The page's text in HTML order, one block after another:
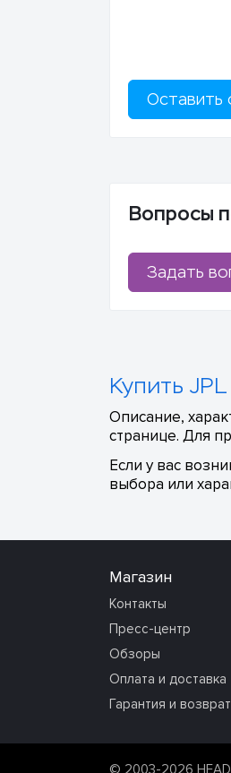
Оставить
Вопросы
Задать
Купить
Описание,
странице. Для
Если у вас
выбора или
Магазин
Контакты
Пресс-центр
Обзоры
Оплата и доставка
Гарантия и возврат
© 2003-2026